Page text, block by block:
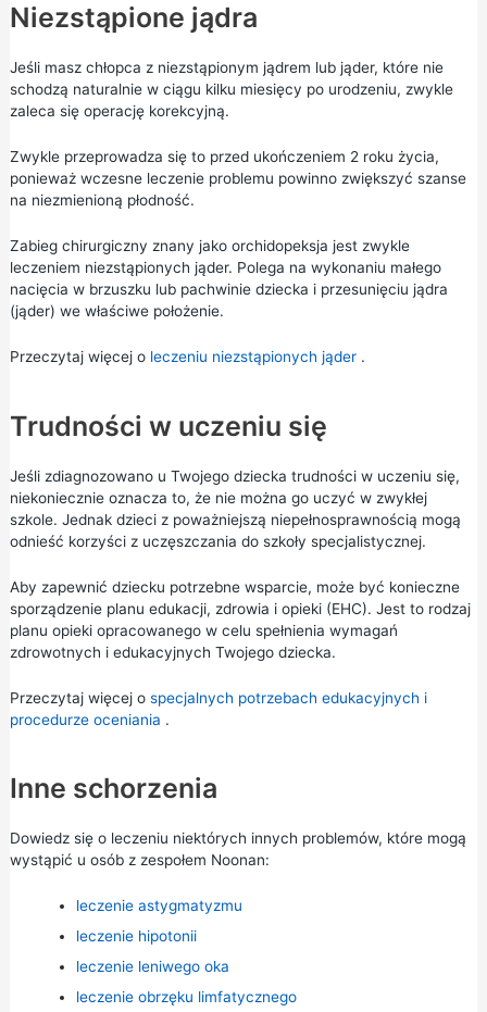
Niezstąpione jądra
Jeśli masz chłopca z niezstąpionym jądrem lub jąder, które nie
schodzą naturalnie w ciągu kilku miesięcy po urodzeniu, zwykle
zaleca się operację korekcyjną.
Zwykle przeprowadza się to przed ukończeniem 2 roku życia,
ponieważ wczesne leczenie problemu powinno zwiększyć szanse
na niezmienioną płodność.
Zabieg chirurgiczny znany jako orchidopeksja jest zwykle
leczeniem niezstąpionych jąder. Polega na wykonaniu małego
nacięcia w brzuszku lub pachwinie dziecka i przesunięciu jądra
(jąder) we właściwe położenie.
Przeczytaj więcej o leczeniu niezstąpionych jąder.
Trudności w uczeniu się
Jeśli zdiagnozowano u Twojego dziecka trudności w uczeniu się,
niekoniecznie oznacza to, że nie można go uczyć w zwykłej
szkole. Jednak dzieci z poważniejszą niepełnosprawnością mogą
odnieść korzyści z uczęszczania do szkoły specjalistycznej.
Aby zapewnić dziecku potrzebne wsparcie, może być konieczne
sporządzenie planu edukacji, zdrowia i opieki (EHC). Jest to rodzaj
planu opieki opracowanego w celu spełnienia wymagań
zdrowotnych i edukacyjnych Twojego dziecka.
Przeczytaj więcej o specjalnych potrzebach edukacyjnych i
procedurze oceniania .
Inne schorzenia
Dowiedz się o leczeniu niektórych innych problemów, które mogą
wystąpić u osób z zespołem Noonan:
leczenie astygmatyzmu
leczenie hipotonii
leczenie leniwego oka
leczenie obrzęku limfatycznego